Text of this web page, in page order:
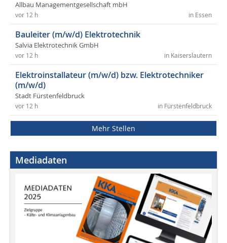
Allbau Managementgesellschaft mbH
in Essen
vor 12 h
Bauleiter (m/w/d) Elektrotechnik
Salvia Elektrotechnik GmbH
in Kaiserslautern
vor 12 h
Elektroinstallateur (m/w/d) bzw. Elektrotechniker
(m/w/d)
Stadt Fürstenfeldbruck
in Fürstenfeldbruck
vor 12 h
Mehr Stellen
Mediadaten